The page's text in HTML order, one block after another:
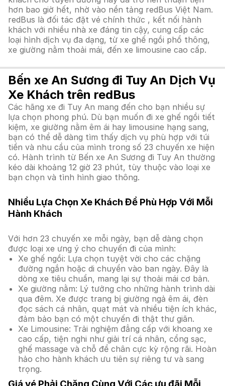
hơn bao giờ hết, nhờ vào nền tảng redBus Việt Nam.
redBus là đối tác đặt vé chính thức , kết nối hành
khách với nhiều nhà xe đáng tin cậy, cung cấp các
loại hình dịch vụ đa dạng, từ xe ghế ngồi phổ thông,
xe giường nằm thoải mái, đến xe limousine cao cấp.
Bến xe An Sương đi Tuy An Dịch Vụ
Xe Khách trên redBus
Các hãng xe đi Tuy An mang đến cho bạn nhiều sự
lựa chọn phong phú. Dù bạn muốn đi xe ghế ngồi tiết
kiệm, xe giường nằm êm ái hay limousine hạng sang,
bạn có thể dễ dàng tìm thấy dịch vụ phù hợp với túi
tiền và nhu cầu của mình trong số 23 chuyến xe hiện
có. Hành trình từ Bến xe An Sương đi Tuy An thường
kéo dài khoảng 12 giờ 23 phút, tùy thuộc vào loại xe
bạn chọn và tình hình giao thông.
Nhiều Lựa Chọn Xe Khách Để Phù Hợp Với Mỗi
Hành Khách
Với hơn 23 chuyến xe mỗi ngày, bạn dễ dàng chọn
được loại xe ưng ý cho chuyến đi của mình:
Xe ghế ngồi: Lựa chọn tuyệt vời cho các chặng
đường ngắn hoặc di chuyển vào ban ngày. Đây là
dòng xe tiêu chuẩn, mang lại sự thoải mái cơ bản.
Xe giường nằm: Lý tưởng cho những hành trình dài
qua đêm. Xe được trang bị giường ngả êm ái, đèn
đọc sách cá nhân, quạt mát và nhiều tiện ích khác,
đảm bảo bạn có một chuyến đi thật thư giãn.
Xe Limousine: Trải nghiệm đẳng cấp với khoang xe
cao cấp, tiện nghi như giải trí cá nhân, cổng sạc,
ghế massage và chỗ để chân cực kỳ rộng rãi. Hoàn
hảo cho hành khách ưu tiên sự riêng tư và sang
trọng.